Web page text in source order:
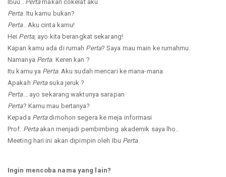
Ibuu.. Pertamakan cokelat aku
Perta. Itu kamu bukan?
Perta.. Aku cinta kamu!
Hei Perta, ayo kita berangkat sekarang!
Kapan kamu ada di rumah Perta? Saya mau main ke rumahmu.
Namanya Perta. Keren kan ?
Itu kamu ya Perta. Aku sudah mencari ke mana-mana
Apakah Pertasuka jeruk ?
Perta... ayo sekarang waktunya sarapan
Perta? Kamu mau bertanya?
Kepada Pertadimohon segera ke meja informasi
Prof. Pertaakan menjadi pembimbing akademik saya lho..
Meeting hari ini akan dipimpin oleh Ibu Perta.
Ingin mencoba nama yang lain?